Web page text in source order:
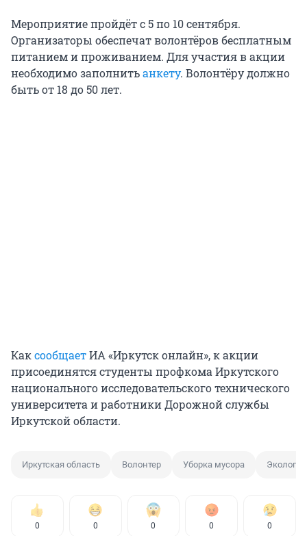
Мероприятие пройдёт с 5 по 10 сентября.
Организаторы обеспечат волонтёров бесплатным
питанием и проживанием. Для участия в акции
необходимо заполнитьанкету. Волонтёру должно
быть от 18 до 50 лет.
КаксообщаетИА «Иркутск онлайн», к акции
присоединятся студенты профкома Иркутского
национального исследовательского технического
университета и работники Дорожной службы
Иркутской области.
Иркутская область Волонтер Уборка мусора Экология
0 0 0 0 0